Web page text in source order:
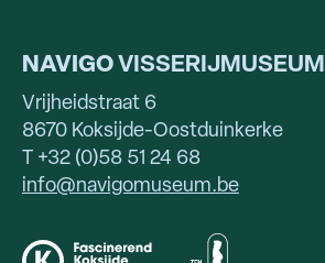
NAVIGO VISSERIJMUSEUM
Vrijheidstraat 6
8670 Koksijde-Oostduinkerke
T +32 (0)58 51 24 68
info@navigomuseum.be